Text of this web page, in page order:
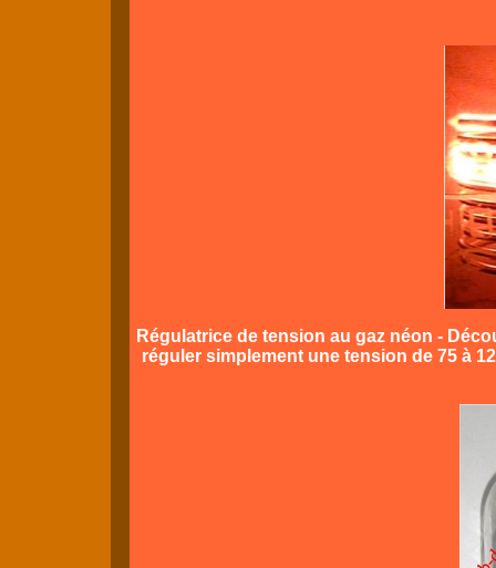
Régulatrice de tension au gaz néon -
réguler simplement une tension de 75 à